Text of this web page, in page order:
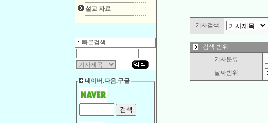
설교 자료
빠른검색
네이버.다음.구글
기사검색
검색 범위
기사분류
날짜범위